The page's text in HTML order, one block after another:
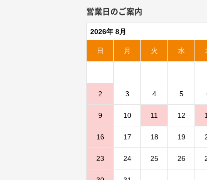
営業日のご案内
2026年 8月
日 月 火 水
2 3 4 5
9 10 11 12
16 17 18 19
23 24 25 26